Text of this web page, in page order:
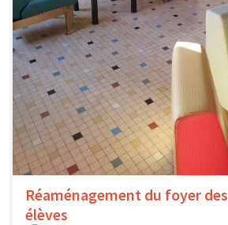
Réaménagement du foyer des
élèves